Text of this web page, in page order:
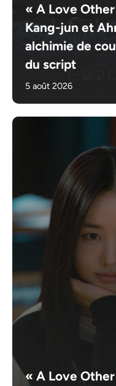
« A Love
Kang-jun et
alchimie de
du script
5 août 2026
« A Love